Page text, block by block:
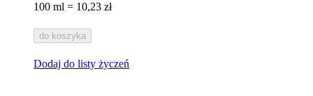
100 ml = 10,23 zł
do koszyka
Dodaj do listy życzeń